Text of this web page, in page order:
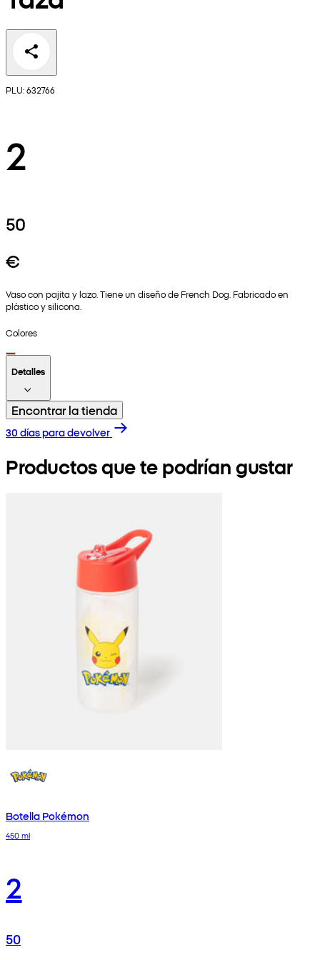
PLU: 632766
2
50
€
Vaso con pajita y lazo. Tiene un diseño de French Dog. Fabricado en
plástico y silicona.
Colores
Detalles
Encontrar la tienda
30 días para devolver
Productos que te podrían gustar
Botella Pokémon
450 ml
2
50